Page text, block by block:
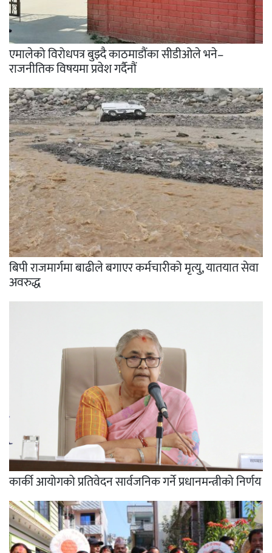
एमालेको विरोधपत्र बुझ्दै काठमाडौंका सीडीओले भने–
राजनीतिक विषयमा प्रवेश गर्दैनौं
बिपी राजमार्गमा बाढीले बगाएर कर्मचारीको मृत्यु, यातयात सेवा
अवरुद्ध
कार्की आयोगको प्रतिवेदन सार्वजनिक गर्ने प्रधानमन्त्रीको निर्णय